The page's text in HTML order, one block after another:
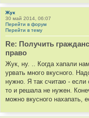
Жук
30 май 2014, 06:07
Перейти в форум
Перейти в тему
Re: Получить
право
Жук, ну. .. Когда хапали
урвать много вкусного.
нужно. Я так считаю - если
то и решала не нужен.
можно вкусного нахапать,